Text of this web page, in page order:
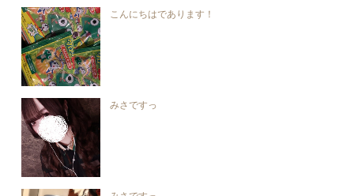
こんにちはであります！
みさですっ